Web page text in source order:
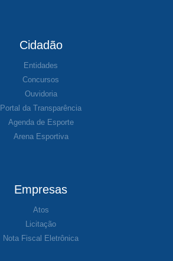
Cidadão
Entidades
Concursos
Ouvidoria
Portal da Transparência
Agenda de Esporte
Arena Esportiva
Empresas
Atos
Licitação
Nota Fiscal Eletrônica